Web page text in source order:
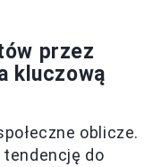
przez
kluczową
oblicze.
do